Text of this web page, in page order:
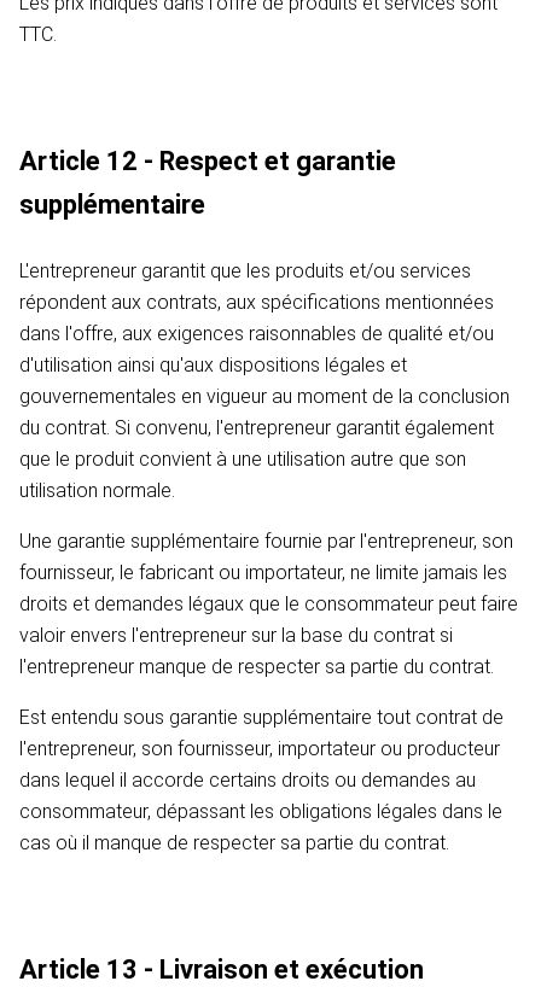
TTC.
Article 12 - Respect et garantie
supplémentaire
L'entrepreneur garantit que les produits et/ou services
répondent aux contrats, aux spécifications mentionnées
dans l'offre, aux exigences raisonnables de qualité et/ou
d'utilisation ainsi qu'aux dispositions légales et
gouvernementales en vigueur au moment de la conclusion
du contrat. Si convenu, l'entrepreneur garantit également
que le produit convient à une utilisation autre que son
utilisation normale.
Une garantie supplémentaire fournie par l'entrepreneur, son
fournisseur, le fabricant ou importateur, ne limite jamais les
droits et demandes légaux que le consommateur peut faire
valoir envers l'entrepreneur sur la base du contrat si
l'entrepreneur manque de respecter sa partie du contrat.
Est entendu sous garantie supplémentaire tout contrat de
l'entrepreneur, son fournisseur, importateur ou producteur
dans lequel il accorde certains droits ou demandes au
consommateur, dépassant les obligations légales dans le
cas où il manque de respecter sa partie du contrat.
Article 13 - Livraison et exécution